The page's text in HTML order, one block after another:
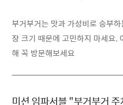
부거부거는 맛과 가성비로 승부
장 크기 때문에 고민하지 마세요.
해 꼭 방문해보세요
미션 임파서블 "부거부거